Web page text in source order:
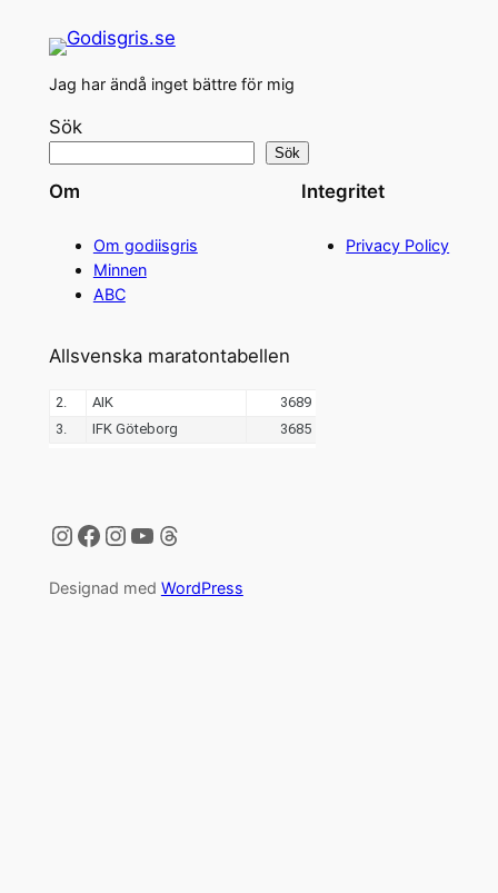
Jag har ändå inget bättre för mig
Sök
Sök
Om
Om godiisgris
Minnen
ABC
Integritet
Privacy Policy
Allsvenska maratontabellen
Instagram
Facebook
Instagram
YouTube
Threads
Designad med WordPress